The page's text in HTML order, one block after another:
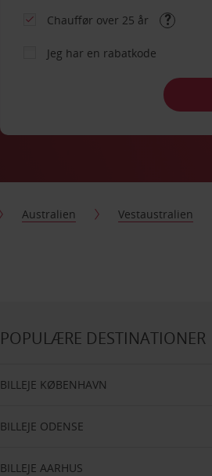
Chauffør over 25 år
Jeg har en rabatkode
Australien Vestaustralien
POPULÆRE DESTINATIONER
BILLEJE KØBENHAVN
BILLEJE ODENSE
BILLEJE AARHUS